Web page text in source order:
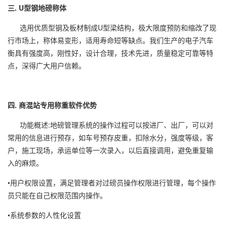
三. U型钢地磅称体
选用优质型钢及板材制成U型梁结构，极大限度预防和缩改了现
行市场上，称体易变形，适用寿命短等缺点。我们生产的电子汽车
衡具有强度高，刚性好，设计合理，技术先进，质量稳定可靠等特
点，深得广大用户信赖。
四. 商混站专用称重软件优势
功能概述:地磅管理系统的操作过程可以按进厂、出厂，可以对
常用的信息进行预存，如车号预存皮重，扣除水分，强度等级，客
户，施工现场，承运单位等一次录入，以后直接调用，避免重复输
入的麻烦。
•用户权限设置，满足管理者对过磅员操作权限进行管理，每个操作
员只能在自己权限范围内操作。
•系统参数的人性化设置